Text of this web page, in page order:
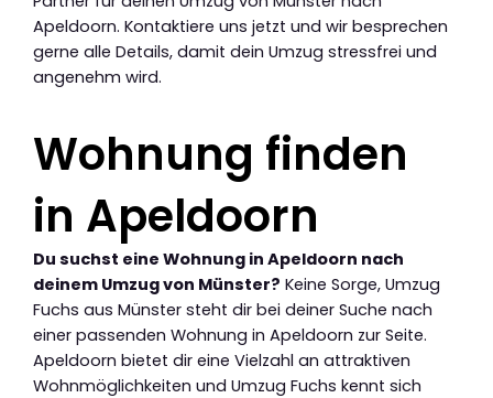
Apeldoorn. Kontaktiere uns jetzt und wir besprechen
gerne alle Details, damit dein Umzug stressfrei und
angenehm wird.
Wohnung finden
in Apeldoorn
Du suchst eine Wohnung in Apeldoorn nach
deinem Umzug von Münster? Keine Sorge, Umzug
Fuchs aus Münster steht dir bei deiner Suche nach
einer passenden Wohnung in Apeldoorn zur Seite.
Apeldoorn bietet dir eine Vielzahl an attraktiven
Wohnmöglichkeiten und Umzug Fuchs kennt sich